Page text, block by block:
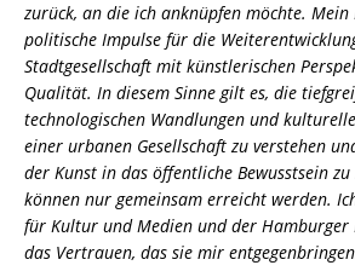
zurück, an die ich anknüpfen möchte.
politische Impulse für die
Stadtgesellschaft mit künstlerischen
Qualität. In diesem Sinne gilt es, die
technologischen Wandlungen und
einer urbanen Gesellschaft zu verstehen
der Kunst in das öffentliche Bewusstsein
können nur gemeinsam erreicht werden.
für Kultur und Medien und der Hamburger
das Vertrauen, das sie mir